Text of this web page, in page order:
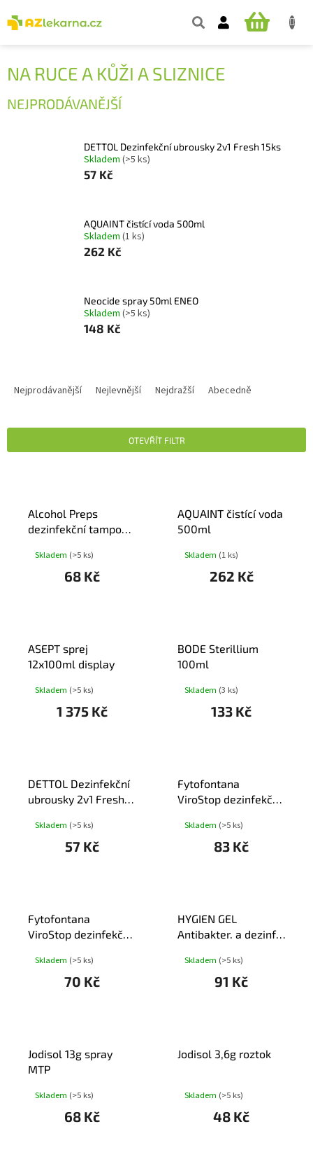
na
obsah
NÁKUPNÍ
NA RUCE A KŮŽI A SLIZNICE
NEJPRODÁVANĚJŠÍ
DETTOL Dezinfekční ubrousky 2v1 Fresh 15ks
Skladem (>5 ks)
57 Kč
AQUAINT čistící voda 500ml
Skladem (1 ks)
262 Kč
Neocide spray 50ml ENEO
Skladem (>5 ks)
148 Kč
A
Í
Nejprodávanější Nejlevnější Nejdražší Abecedně
OTEVŘÍT FILTR
Alcohol Preps
dezinfekční tampony
Skladem (>5 ks)
68 Kč
AQUAINT čistící voda
500ml
Skladem (1 ks)
262 Kč
ASEPT sprej
12x100ml display
Skladem (>5 ks)
1 375 Kč
BODE Sterillium
100ml
Skladem (3 ks)
133 Kč
DETTOL Dezinfekční
ubrousky 2v1 Fresh
Skladem (>5 ks)
57 Kč
Fytofontana
ViroStop dezinfekční
Skladem (>5 ks)
83 Kč
Fytofontana
ViroStop dezinfekční
Skladem (>5 ks)
70 Kč
HYGIEN GEL
Antibakter. a dezinf.
Skladem (>5 ks)
91 Kč
Jodisol 13g spray
MTP
Skladem (>5 ks)
68 Kč
Jodisol 3,6g roztok
Skladem (>5 ks)
48 Kč